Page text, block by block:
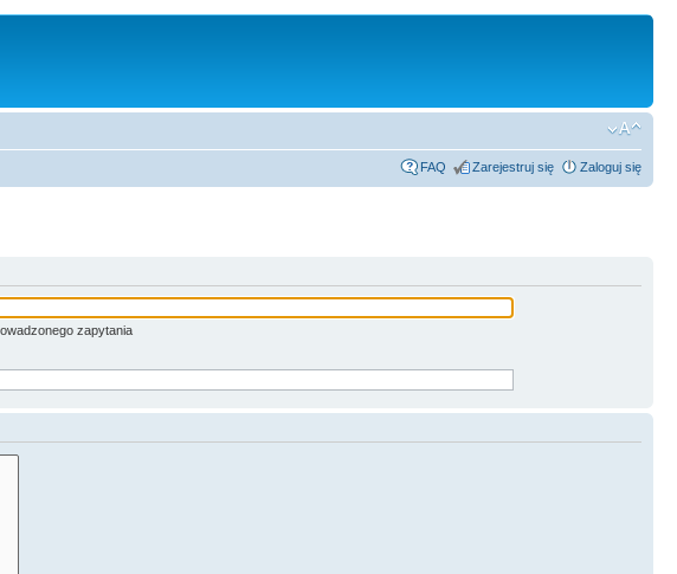
FAQ Zarejestruj się Zaloguj się
zapytania